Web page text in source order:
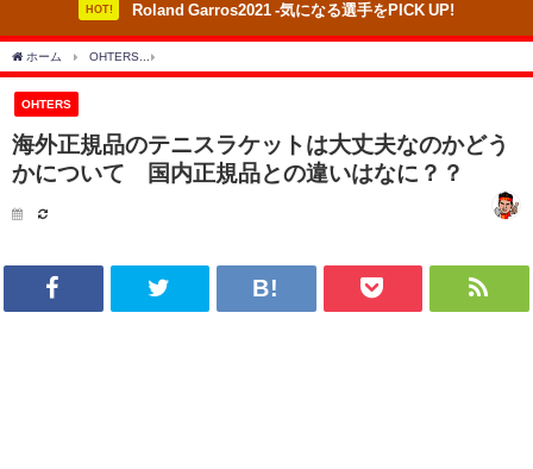
HOT! Roland Garros2021 -気になる選手をPICK UP!
ホーム OHTERS
OHTERS
海外正規品のテニスラケットは大丈夫なのかどう
かについて 国内正規品との違いはなに？？